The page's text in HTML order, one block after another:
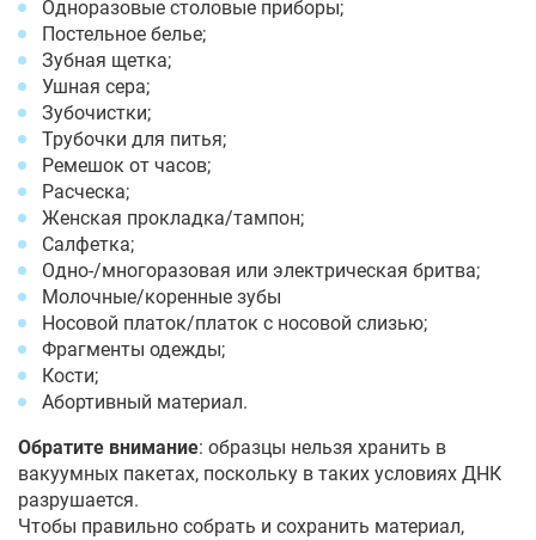
Одноразовые столовые приборы;
Постельное белье;
Зубная щетка;
Ушная сера;
Зубочистки;
Трубочки для питья;
Ремешок от часов;
Расческа;
Женская прокладка/тампон;
Салфетка;
Одно-/многоразовая или электрическая бритва;
Молочные/коренные зубы
Носовой платок/платок с носовой слизью;
Фрагменты одежды;
Кости;
Абортивный материал.
Обратите внимание: образцы нельзя хранить в
вакуумных пакетах, поскольку в таких условиях ДНК
разрушается.
Чтобы правильно собрать и сохранить материал,